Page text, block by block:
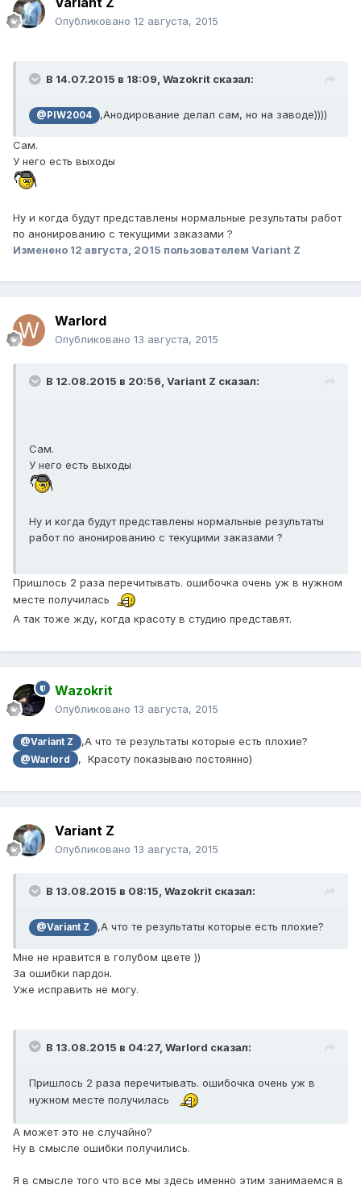
Опубликовано 12 августа, 2015
В 14.07.2015 в 18:09, Wazokrit сказал:
@PIW2004 ,Анодирование делал сам, но на заводе))))
Сам.
У него есть выходы
Ну и когда будут представлены нормальные результаты работ
по анонированию с текущими заказами ?
Изменено 12 августа, 2015 пользователем Variant Z
Warlord
Опубликовано 13 августа, 2015
В 12.08.2015 в 20:56, Variant Z сказал:
Сам.
У него есть выходы
Ну и когда будут представлены нормальные результаты
работ по анонированию с текущими заказами ?
Пришлось 2 раза перечитывать. ошибочка очень уж в нужном
месте получилась
А так тоже жду, когда красоту в студию представят.
Wazokrit
Опубликовано 13 августа, 2015
@Variant Z ,А что те результаты которые есть плохие?
@Warlord , Красоту показываю постоянно)
Variant Z
Опубликовано 13 августа, 2015
В 13.08.2015 в 08:15, Wazokrit сказал:
@Variant Z ,А что те результаты которые есть плохие?
Мне не нравится в голубом цвете ))
За ошибки пардон.
Уже исправить не могу.
В 13.08.2015 в 04:27, Warlord сказал:
Пришлось 2 раза перечитывать. ошибочка очень уж в
нужном месте получилась
А может это не случайно?
Ну в смысле ошибки получились.
Я в смысле того что все мы здесь именно этим занимаемся в